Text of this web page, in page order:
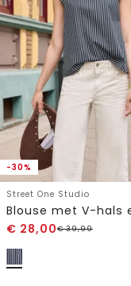
-30%
Street One Studio
€ 28,00€39,99